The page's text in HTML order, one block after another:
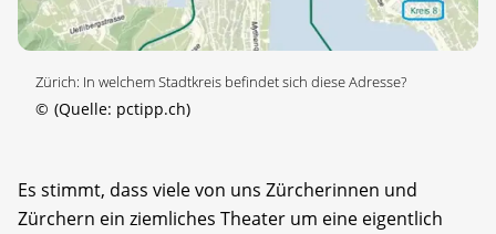
Zürich: In welchem Stadtkreis befindet sich diese Adresse?
© (Quelle: pctipp.ch)
Es stimmt, dass viele von uns Zürcherinnen und
Zürchern ein ziemliches Theater um eine eigentlich